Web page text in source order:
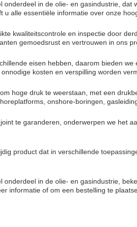
onderdeel in de olie- en gasindustrie,
alle essentiële informatie over onze
kwaliteitscontrole en inspectie door
gemoedsrust en vertrouwen in ons
eisen hebben, daarom bieden
kosten en verspilling worden
hoge druk te weerstaan, met een
onshore-boringen,
te garanderen, onderwerpen we het
product dat in verschillende
onderdeel in de olie- en gasindustrie,
informatie of om een bestelling te